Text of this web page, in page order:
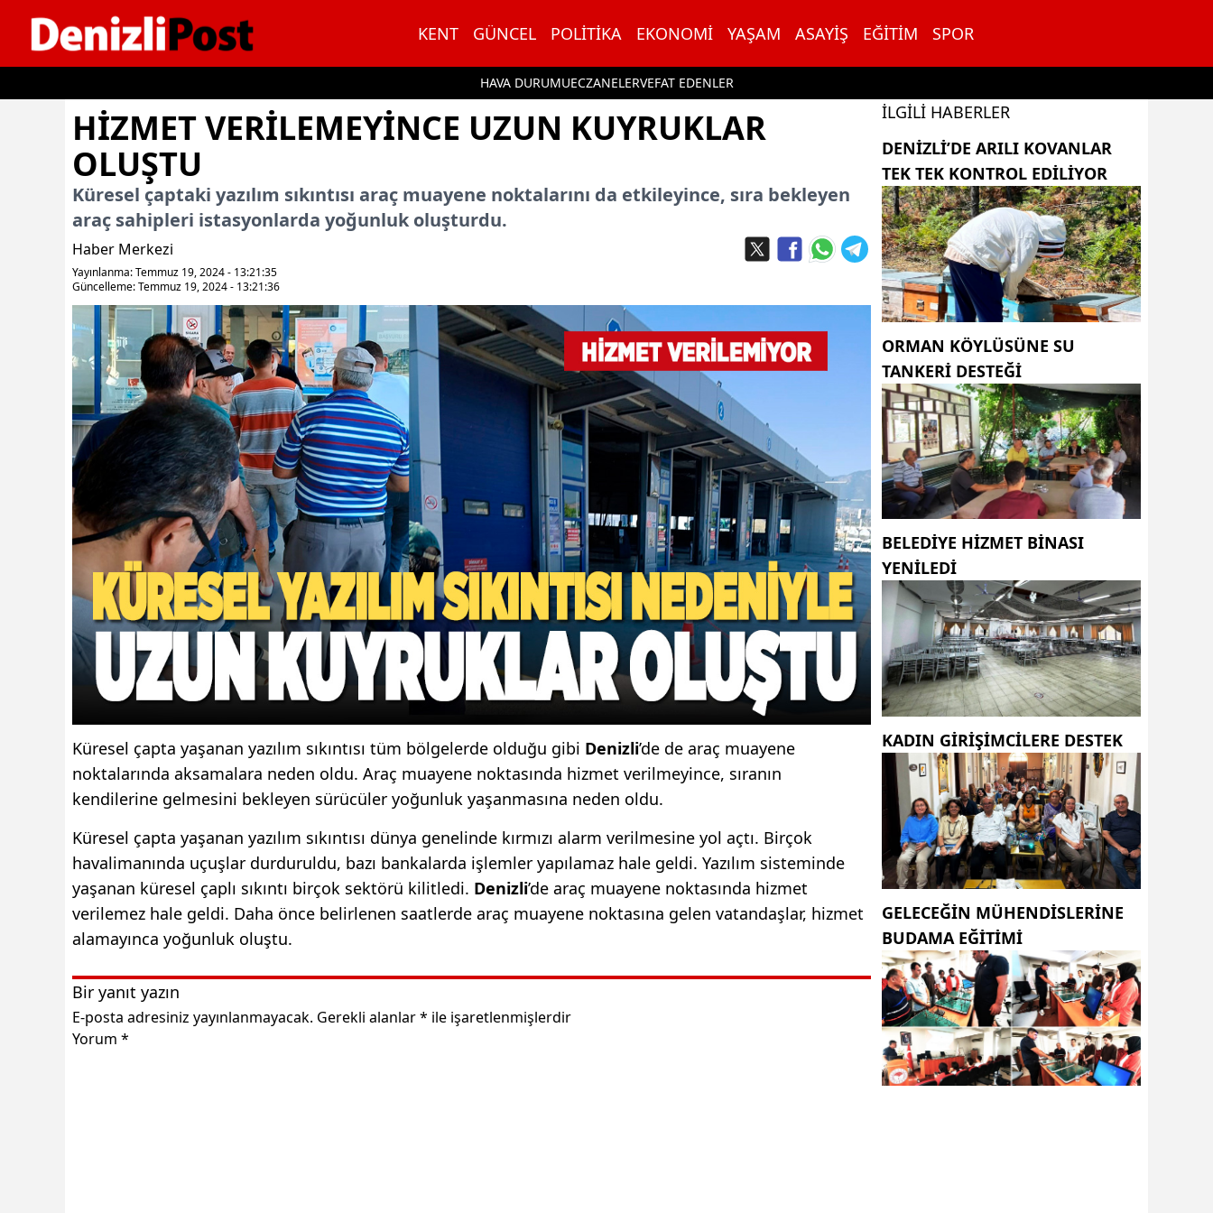
KENT GÜNCEL POLITIKA EKONOMI YAŞAM ASAYIŞ EĞITIM SPOR
HAVA DURUMUECZANELERVEFAT EDENLER
İçeriğe geç
HIZMET VERILEMEYINCE UZUN KUYRUKLAR
OLUŞTU
Küresel çaptaki yazılım sıkıntısı araç muayene noktalarını da etkileyince, sıra bekleyen
araç sahipleri istasyonlarda yoğunluk oluşturdu.
Haber Merkezi
Yayınlanma: Temmuz 19, 2024 - 13:21:35
Güncelleme: Temmuz 19, 2024 - 13:21:36
Küresel çapta yaşanan yazılım sıkıntısı tüm bölgelerde olduğu gibi Denizli’de de araç muayene
noktalarında aksamalara neden oldu. Araç muayene noktasında hizmet verilmeyince, sıranın
kendilerine gelmesini bekleyen sürücüler yoğunluk yaşanmasına neden oldu.
Küresel çapta yaşanan yazılım sıkıntısı dünya genelinde kırmızı alarm verilmesine yol açtı. Birçok
havalimanında uçuşlar durduruldu, bazı bankalarda işlemler yapılamaz hale geldi. Yazılım sisteminde
yaşanan küresel çaplı sıkıntı birçok sektörü kilitledi. Denizli’de araç muayene noktasında hizmet
verilemez hale geldi. Daha önce belirlenen saatlerde araç muayene noktasına gelen vatandaşlar, hizmet
alamayınca yoğunluk oluştu.
Bir yanıt yazın
E-posta adresiniz yayınlanmayacak. Gerekli alanlar* ile işaretlenmişlerdir
Yorum *
İLGILI HABERLER
DENIZLI’DE ARILI KOVANLAR
TEK TEK KONTROL EDILIYOR
ORMAN KÖYLÜSÜNE SU
TANKERİ DESTEĞİ
BELEDİYE HİZMET BİNASI
YENİLEDİ
KADIN GİRİŞİMCİLERE DESTEK
GELECEĞİN MÜHENDİSLERİNE
BUDAMA EĞİTİMİ